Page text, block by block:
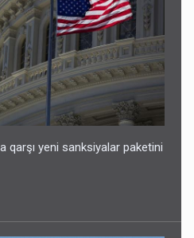
qarşı yeni sanksiyalar paketini